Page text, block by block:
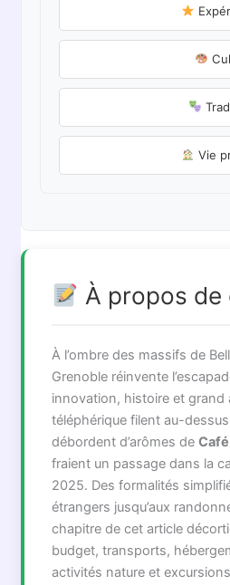
Vie
À propos
À l’ombre des massifs de
Grenoble réinvente
innovation, histoire et grand
téléphérique filent au-
débordent d’arômes de Café
fraient un passage dans la
2025. Des formalités
étrangers jusqu’aux
chapitre de cet article
budget, transports,
activités nature et